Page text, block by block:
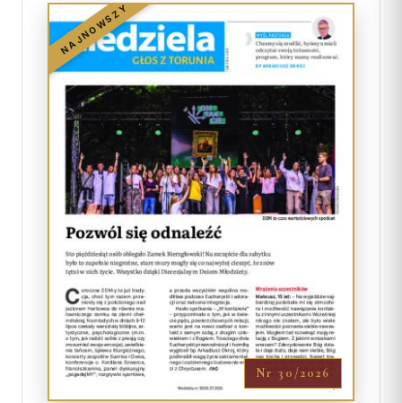
NAJNOWSZY
Nr 30/2026